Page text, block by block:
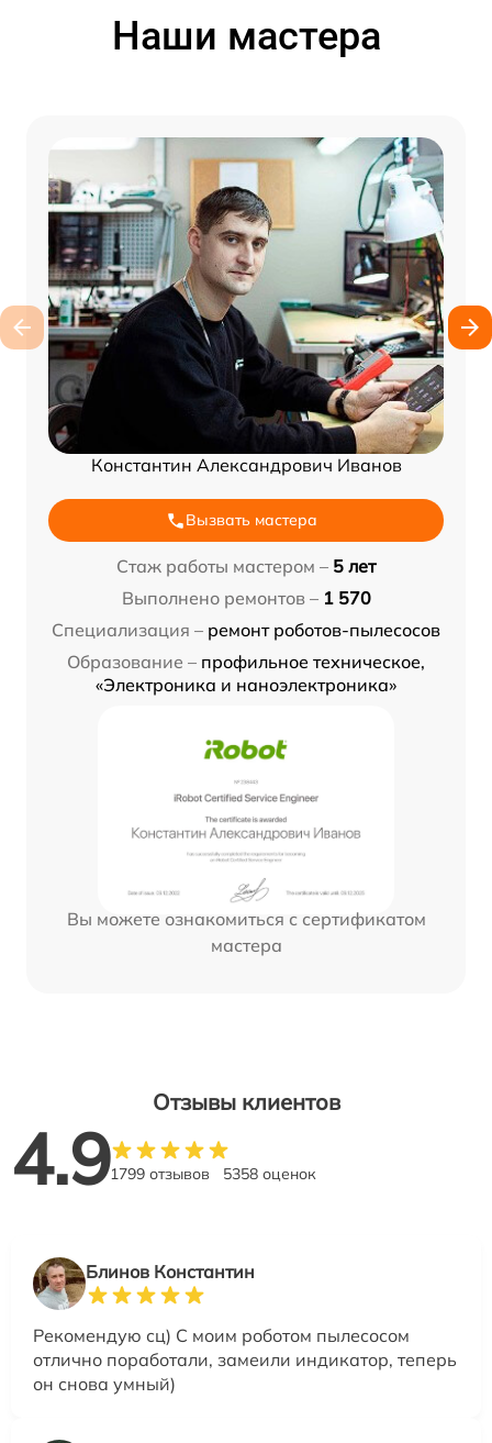
Наши мастера
Константин Александрович Иванов
Вызвать мастера
Стаж работы мастером – 5 лет
Выполнено ремонтов – 1 570
Специализация – ремонт роботов-пылесосов
Образование – профильное техническое,
«Электроника и наноэлектроника»
Вы можете ознакомиться с сертификатом
мастера
Отзывы клиентов
4.91799 отзывов 5358 оценок
Блинов Константин
Рекомендую сц) С моим роботом пылесосом
отлично поработали, замеили индикатор, теперь
он снова умный)